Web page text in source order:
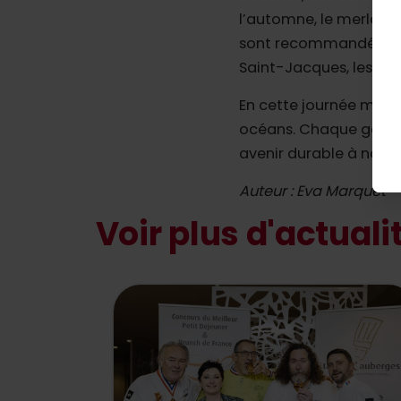
l’automne, le merlan,
sont recommandés,
Saint-Jacques, les
En cette journée
océans. Chaque
avenir durable à notre
Auteur : Eva Marquet
Voir plus